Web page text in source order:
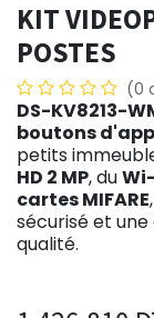
KIT
POSTES
(0
DS-KV8213-
boutons
petits
HD 2 MP, du
cartes MIFARE
sécurisé et
qualité.